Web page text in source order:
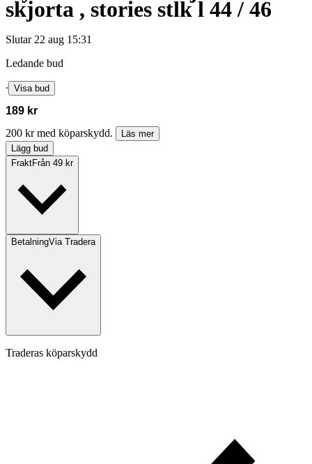
skjorta , stories stlk l 44 / 46
Slutar 22 aug 15:31
Ledande bud
∙ Visa bud
189 kr
200 kr med köparskydd.
Läs mer
Lägg bud
FraktFrån 49 kr
BetalningVia Tradera
Traderas köparskydd